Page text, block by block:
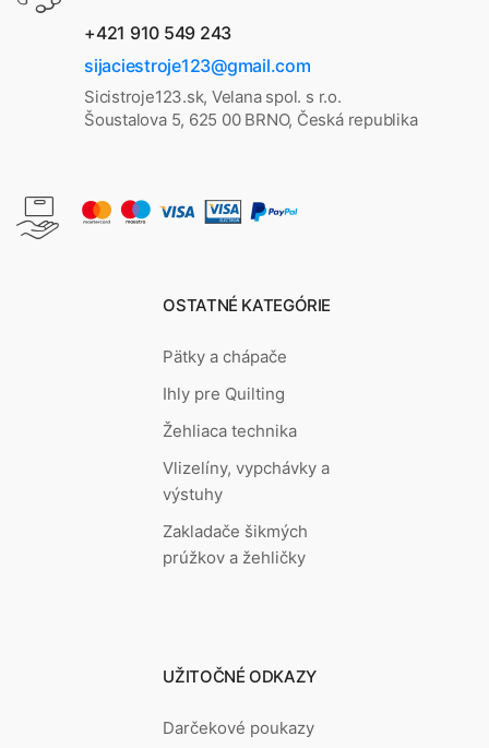
+421 910 549 243
sijaciestroje123@gmail.com
Sicistroje123.sk, Velana spol. s r.o.
Šoustalova 5, 625 00 BRNO, Česká republika
OSTATNÉ KATEGÓRIE
Pätky a chápače
Ihly pre Quilting
Žehliaca technika
Vlizelíny, vypchávky a
výstuhy
Zakladače šikmých
prúžkov a žehličky
UŽITOČNÉ ODKAZY
Darčekové poukazy